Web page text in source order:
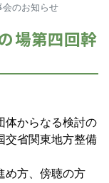
会のお知らせ
場第四回幹
からなる検討の
交省関東地方整備
め方、傍聴の方